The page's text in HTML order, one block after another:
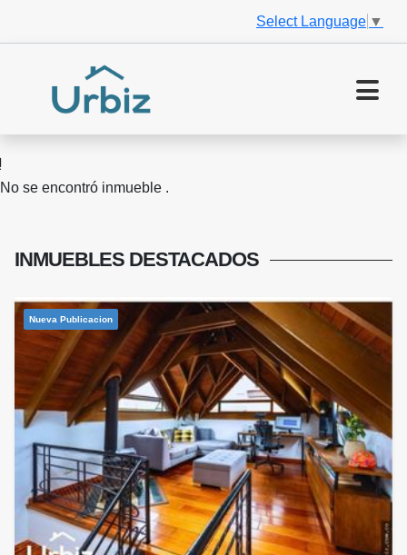
Select Language ▼
No se encontró inmueble .
INMUEBLES DESTACADOS
Nueva Publicacion